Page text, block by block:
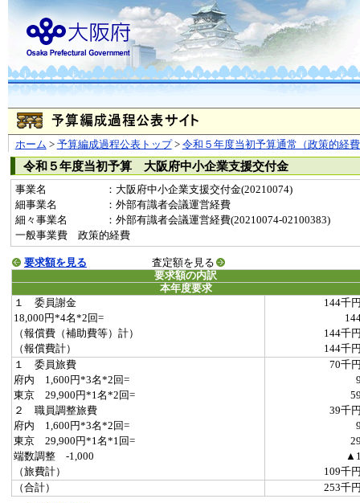
ホーム > 予算編成過程公表トップ> 令和５年度当初予算通常（政策的経
令和５年度当初予算 大阪府中小企業支援交付金
事業名
：大阪府中小企業支援交付金(20210074)
細事業名
：外部有識者会議運営経費
細々事業名
：外部有識者会議運営経費(20210074-02100383)
一般事業費 政策的経費
要求額を見る
査定額を見る
要求額の内訳
本年度要求
１ 委員謝金
144千
18,000円*4名*2回=
（報償費（補助費等）計）
144千
（報償費計）
144千
１ 委員旅費
70千
府内 1,600円*3名*2回=
東京 29,900円*1名*2回=
２ 職員調整旅費
39千
府内 1,600円*3名*2回=
東京 29,900円*1名*1回=
端数調整 -1,000
（旅費計）
109千
（合計）
253千